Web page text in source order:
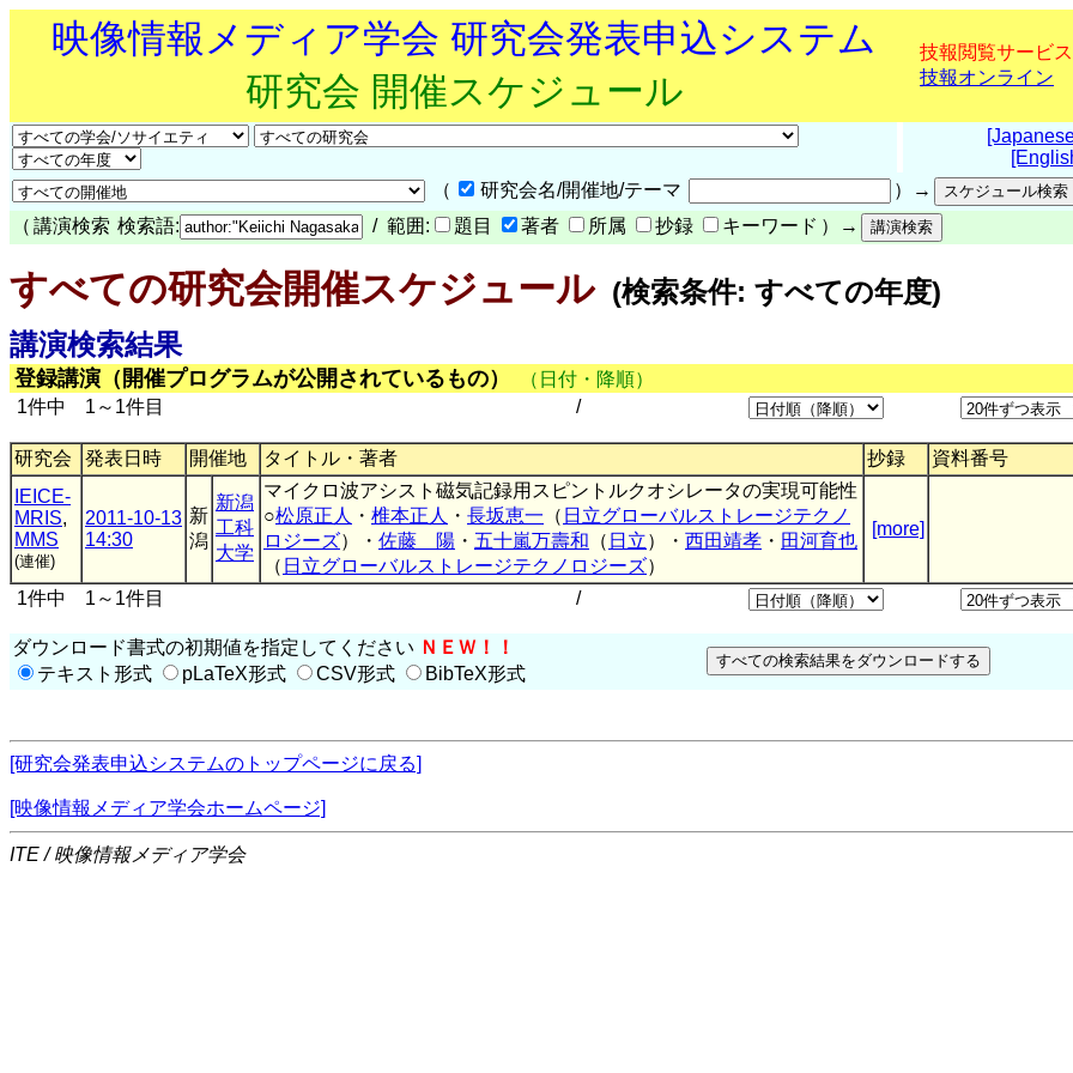
映像情報メディア学会 研究会発表申込システム
研究会 開催スケジュール
技報閲覧サービス
技報オンライン
（
研究会名/開催地/テーマ
）→
（ 講演検索 検索語: / 範囲: 題目 著者 所属 抄録 キーワード ）→
すべての研究会開催スケジュール(検索条件: すべての年度)
講演検索結果
登録講演（開催プログラムが公開されているもの）
（日付・降順）
1件中 1～1件目
/
研究会 発表日時 開催地 タイトル・著者 抄録
資料番号
IEICE-
MRIS,
MMS
(連催)
2011-10-13
14:30
新
潟
新潟
工科
大学
マイクロ波アシスト磁気記録用スピントルクオシレータの実現可能性
○松原正人 ・ 椎本正人 ・ 長坂恵一 （ 日立グローバルストレージテクノ
ロジーズ）・ 佐藤 陽 ・ 五十嵐万壽和 （ 日立）・ 西田靖孝 ・ 田河育也
（ 日立グローバルストレージテクノロジーズ）
[more]
1件中 1～1件目 /
ダウンロード書式の初期値を指定してください ＮＥＷ！！
テキスト形式
pLaTeX形式 CSV形式 BibTeX形式
[研究会発表申込システムのトップページに戻る]
[映像情報メディア学会ホームページ]
ITE / 映像情報メディア学会